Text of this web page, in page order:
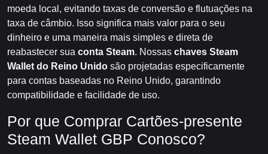
moeda local, evitando taxas de conversão e flutuações na
taxa de câmbio. Isso significa mais valor para o seu
dinheiro e uma maneira mais simples e direta de
reabastecer sua conta Steam. Nossas chaves Steam
Wallet do Reino Unido são projetadas especificamente
para contas baseadas no Reino Unido, garantindo
compatibilidade e facilidade de uso.
Por que Comprar Cartões-presente
Steam Wallet GBP Conosco?